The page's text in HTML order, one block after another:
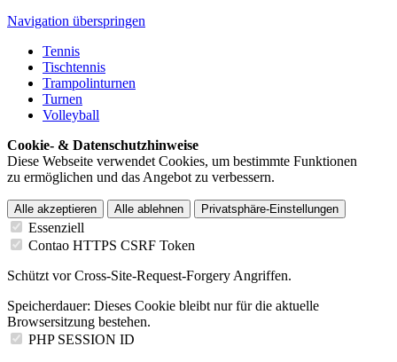
Navigation überspringen
Tennis
Tischtennis
Trampolinturnen
Turnen
Volleyball
Cookie- & Datenschutzhinweise
Diese Webseite verwendet Cookies, um bestimmte Funktionen
zu ermöglichen und das Angebot zu verbessern.
Alle akzeptieren Alle ablehnen Privatsphäre-Einstellungen
Essenziell
Contao HTTPS CSRF Token
Schützt vor Cross-Site-Request-Forgery Angriffen.
Speicherdauer: Dieses Cookie bleibt nur für die aktuelle
Browsersitzung bestehen.
PHP SESSION ID